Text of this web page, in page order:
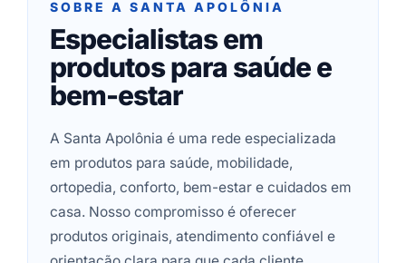
SOBRE A SANTA APOLÔNIA
Especialistas em
produtos para saúde e
bem-estar
A Santa Apolônia é uma rede especializada
em produtos para saúde, mobilidade,
ortopedia, conforto, bem-estar e cuidados em
casa. Nosso compromisso é oferecer
produtos originais, atendimento confiável e